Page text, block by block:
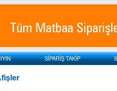
SİPARİŞ TAKİP